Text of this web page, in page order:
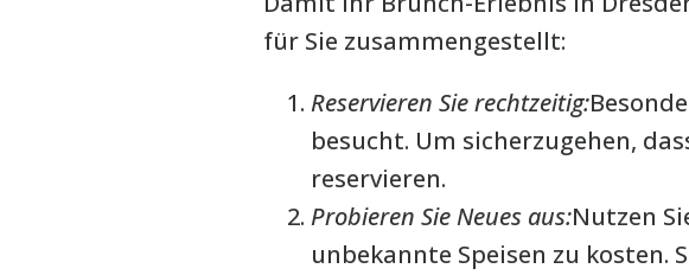
für Sie zusammengestellt:
Reservieren Sie rechtzeitig:
besucht. Um sicherzugehen,
reservieren.
Probieren Sie Neues aus:Nutzen
unbekannte Speisen zu kosten.